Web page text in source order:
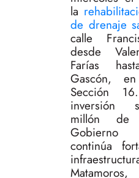
la
de drenaje
calle
desde
Farías
Gascón,
Sección
inversión
millón
Gobierno
continúa
Matamoros,